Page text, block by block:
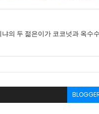
냐의 두 젊은이가 코코넛과 옥수